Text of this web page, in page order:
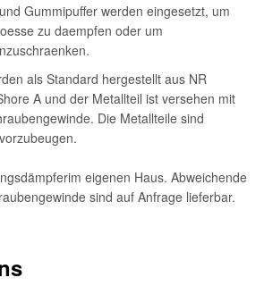
Gummipuffer werden eingesetzt, um
zu daempfen oder um
als Standard hergestellt aus NR
A und der Metallteil ist versehen mit
Die Metallteile sind
eigenen Haus. Abweichende
sind auf Anfrage lieferbar.